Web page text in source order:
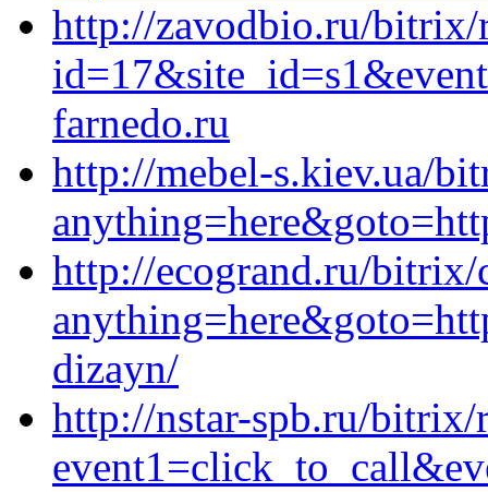
http://zavodbio.ru/bitrix/
farnedo.ru
http://mebel-s.kiev.ua/
http://ecogrand.ru/
dizayn/
http://nstar-spb.ru/bitrix/